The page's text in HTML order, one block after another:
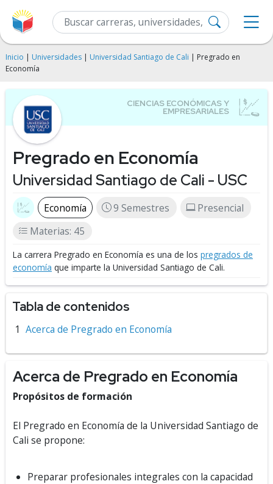
Inicio | Universidades | Universidad Santiago de Cali | Pregrado en
Economía
Pregrado en Economía
Universidad Santiago de Cali - USC
Economía 9 Semestres
Presencial
Materias: 45
La carrera Pregrado en Economía es una de los pregrados de
economía que imparte la Universidad Santiago de Cali.
Tabla de contenidos
Acerca de Pregrado en Economía
Acerca de Pregrado en Economía
Propósitos de formación
El Pregrado en Economía de la Universidad Santiago de
Cali se propone:
Preparar profesionales integrales con la capacidad